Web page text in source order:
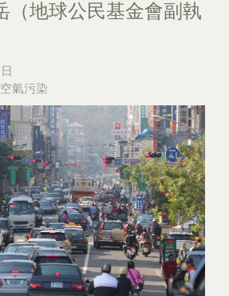
（地球公民基金會副執
空氣污染